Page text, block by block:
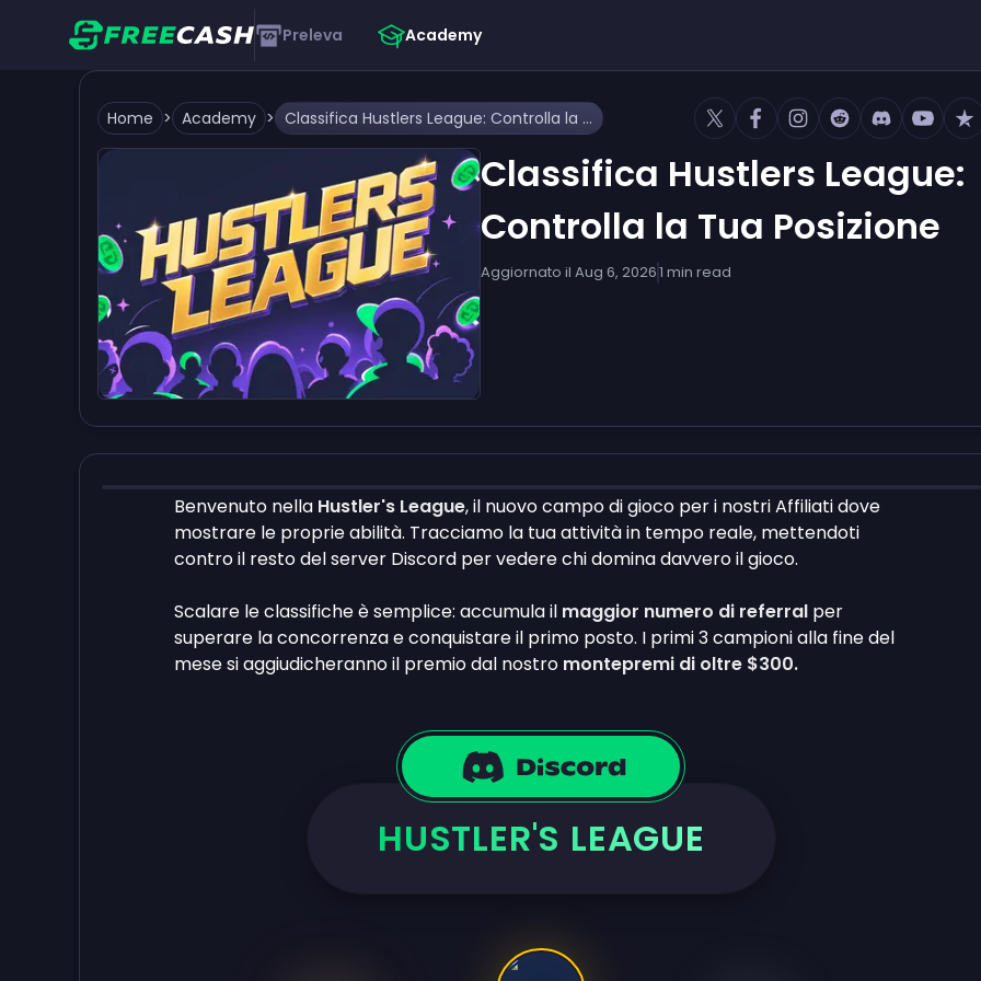
Preleva Academy
Home > Academy > Classifica Hustlers League: Controlla la Tua Posizione
Classifica Hustlers League:
Controlla la Tua Posizione
Aggiornato il Aug 6, 20261 min read
Benvenuto nella Hustler's League, il nuovo campo di gioco per i nostri Affiliati dove
mostrare le proprie abilità. Tracciamo la tua attività in tempo reale, mettendoti
contro il resto del server Discord per vedere chi domina davvero il gioco.
Scalare le classifiche è semplice: accumula il maggior numero di referral per
superare la concorrenza e conquistare il primo posto. I primi 3 campioni alla fine del
mese si aggiudicheranno il premio dal nostro montepremi di oltre $300.
HUSTLER'S LEAGUE